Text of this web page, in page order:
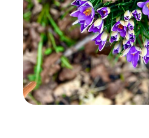
Coördinator
dagelijks
onderhoud!